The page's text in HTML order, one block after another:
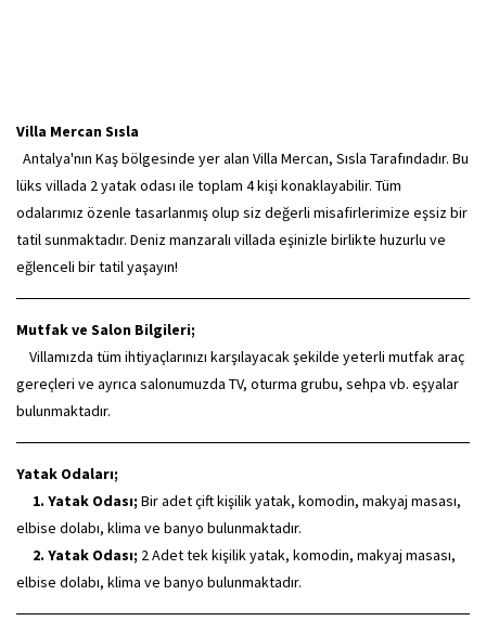
Villa Mercan Sısla
Antalya'nın Kaş bölgesinde yer alan Villa Mercan, Sısla Tarafındadır. Bu
lüks villada 2 yatak odası ile toplam 4 kişi konaklayabilir. Tüm
odalarımız özenle tasarlanmış olup siz değerli misafirlerimize eşsiz bir
tatil sunmaktadır. Deniz manzaralı villada eşinizle birlikte huzurlu ve
eğlenceli bir tatil yaşayın!
Mutfak ve Salon Bilgileri;
Villamızda tüm ihtiyaçlarınızı karşılayacak şekilde yeterli mutfak araç
gereçleri ve ayrıca salonumuzda TV, oturma grubu, sehpa vb. eşyalar
bulunmaktadır.
Yatak Odaları;
1. Yatak Odası; Bir adet çift kişilik yatak, komodin, makyaj masası,
elbise dolabı, klima ve banyo bulunmaktadır.
2. Yatak Odası; 2 Adet tek kişilik yatak, komodin, makyaj masası,
elbise dolabı, klima ve banyo bulunmaktadır.